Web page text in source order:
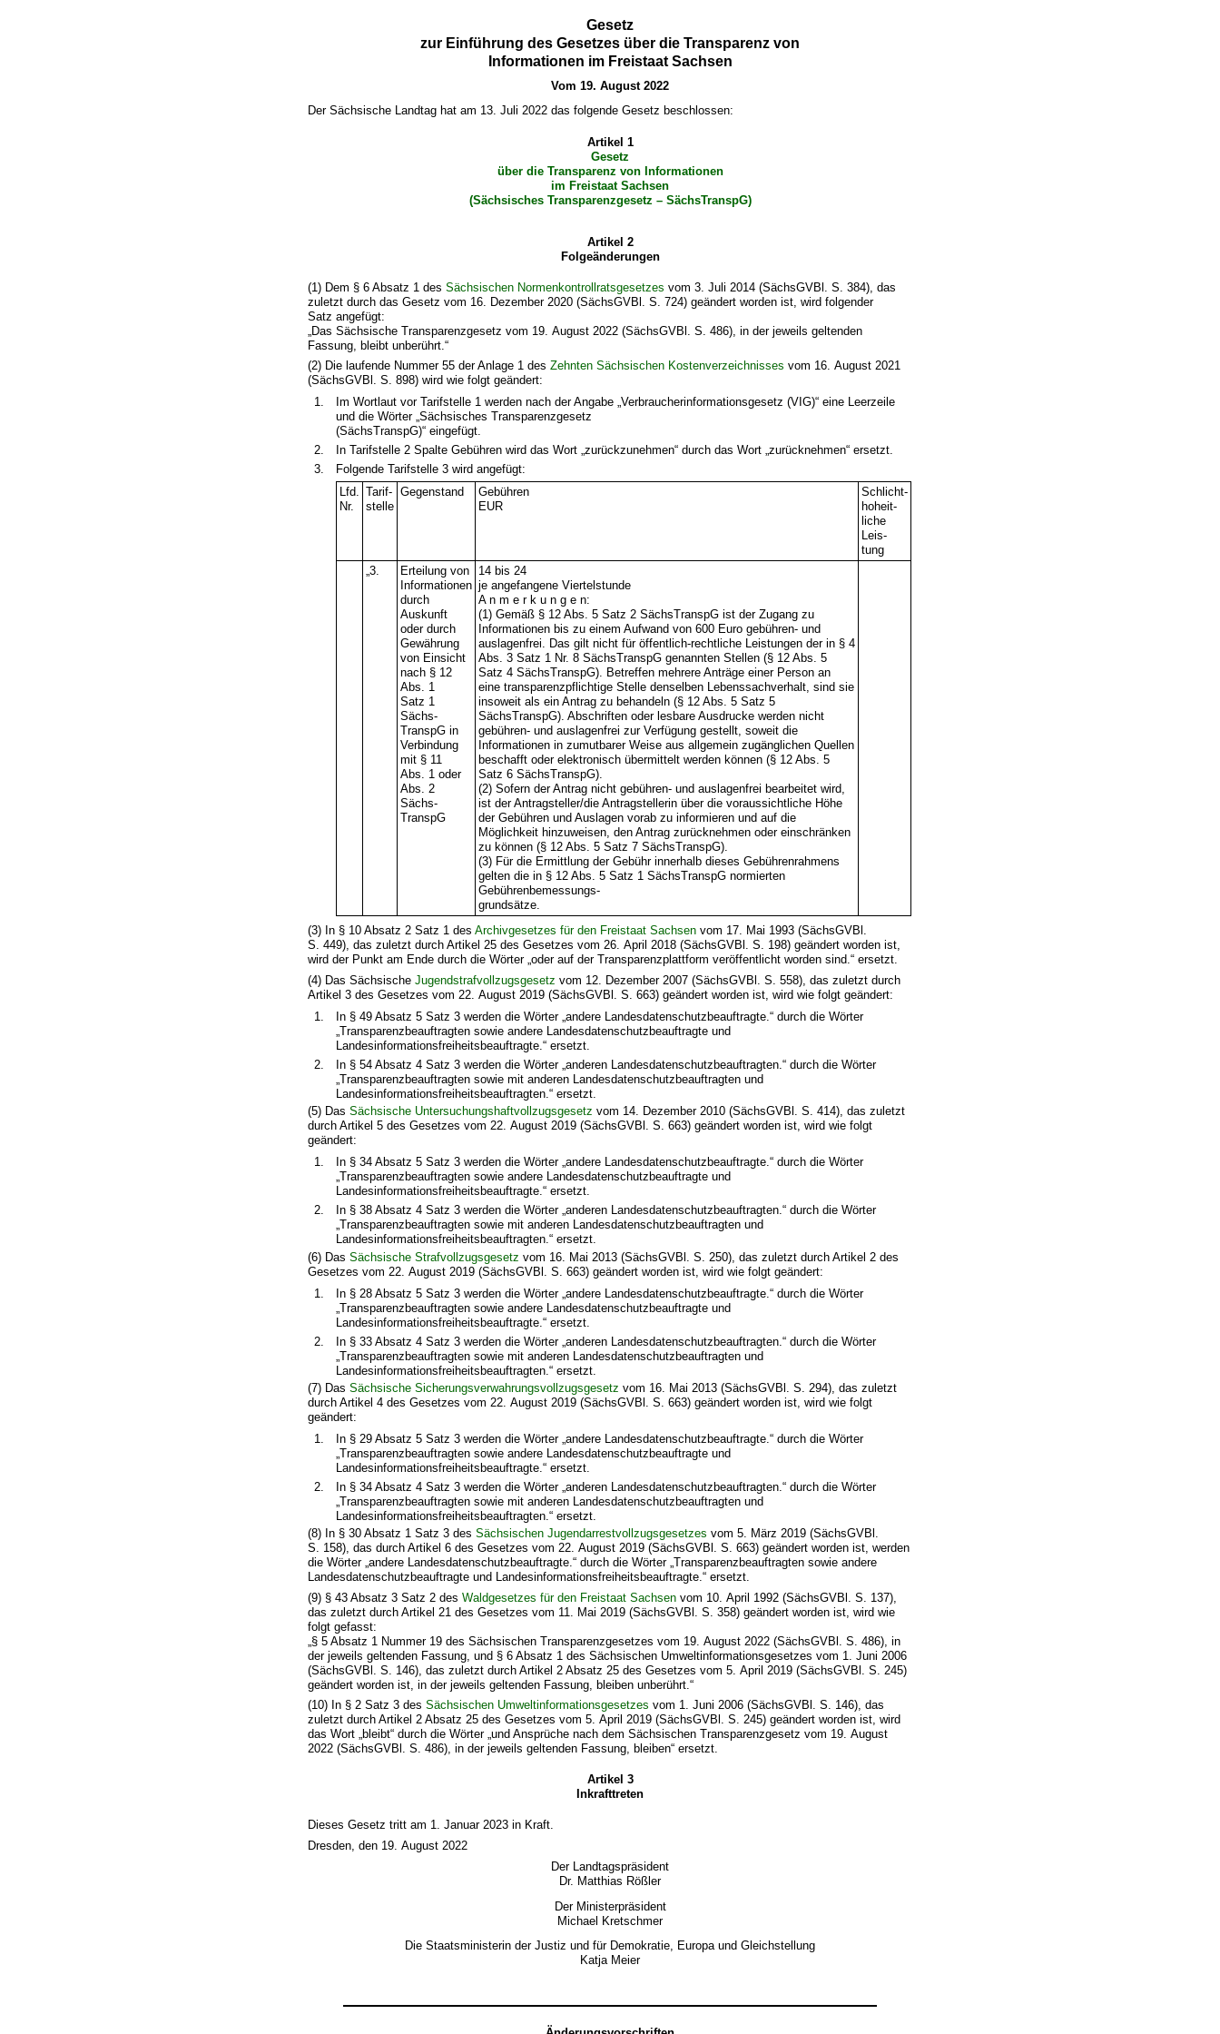
Gesetz
zur Einführung des Gesetzes über die Transparenz von
Informationen im Freistaat Sachsen
Vom 19. August 2022
Der Sächsische Landtag hat am 13. Juli 2022 das folgende Gesetz beschlossen:
Artikel 1
Gesetz
über die Transparenz von Informationen
im Freistaat Sachsen
(Sächsisches Transparenzgesetz – SächsTranspG)
Artikel 2
Folgeänderungen
(1) Dem § 6 Absatz 1 desSächsischen Normenkontrollratsgesetzes vom 3. Juli 2014 (SächsGVBl. S. 384), das
zuletzt durch das Gesetz vom 16. Dezember 2020 (SächsGVBl. S. 724) geändert worden ist, wird folgender
Satz angefügt:
„Das Sächsische Transparenzgesetz vom 19. August 2022 (SächsGVBl. S. 486), in der jeweils geltenden
Fassung, bleibt unberührt.“
(2) Die laufende Nummer 55 der Anlage 1 desZehnten Sächsischen Kostenverzeichnisses vom 16. August 2021
(SächsGVBl. S. 898) wird wie folgt geändert:
1.
Im Wortlaut vor Tarifstelle 1 werden nach der Angabe „Verbraucherinformationsgesetz (VIG)“ eine Leerzeile
und die Wörter „Sächsisches Transparenzgesetz
(SächsTranspG)“ eingefügt.
2.
In Tarifstelle 2 Spalte Gebühren wird das Wort „zurückzunehmen“ durch das Wort „zurücknehmen“ ersetzt.
3.
Folgende Tarifstelle 3 wird angefügt:
Lfd.
Nr.
Tarif-
stelle
Gegenstand
Gebühren
EUR
Schlicht-
hoheit-
liche
Leis-
tung
„3.
Erteilung von
Informationen
durch
Auskunft
oder durch
Gewährung
von Einsicht
nach § 12
Abs. 1
Satz 1
Sächs-
TranspG in
Verbindung
mit § 11
Abs. 1 oder
Abs. 2
Sächs-
TranspG
14 bis 24
je angefangene Viertelstunde
A n m e r k u n g e n:
(1) Gemäß § 12 Abs. 5 Satz 2 SächsTranspG ist der Zugang zu
Informationen bis zu einem Aufwand von 600 Euro gebühren- und
auslagenfrei. Das gilt nicht für öffentlich-rechtliche Leistungen der in § 4
Abs. 3 Satz 1 Nr. 8 SächsTranspG genannten Stellen (§ 12 Abs. 5
Satz 4 SächsTranspG). Betreffen mehrere Anträge einer Person an
eine transparenzpflichtige Stelle denselben Lebenssachverhalt, sind sie
insoweit als ein Antrag zu behandeln (§ 12 Abs. 5 Satz 5
SächsTranspG). Abschriften oder lesbare Ausdrucke werden nicht
gebühren- und auslagenfrei zur Verfügung gestellt, soweit die
Informationen in zumutbarer Weise aus allgemein zugänglichen Quellen
beschafft oder elektronisch übermittelt werden können (§ 12 Abs. 5
Satz 6 SächsTranspG).
(2) Sofern der Antrag nicht gebühren- und auslagenfrei bearbeitet wird,
ist der Antragsteller/die Antragstellerin über die voraussichtliche Höhe
der Gebühren und Auslagen vorab zu informieren und auf die
Möglichkeit hinzuweisen, den Antrag zurücknehmen oder einschränken
zu können (§ 12 Abs. 5 Satz 7 SächsTranspG).
(3) Für die Ermittlung der Gebühr innerhalb dieses Gebührenrahmens
gelten die in § 12 Abs. 5 Satz 1 SächsTranspG normierten
Gebührenbemessungs-
grundsätze.
(3) In § 10 Absatz 2 Satz 1 desArchivgesetzes für den Freistaat Sachsen vom 17. Mai 1993 (SächsGVBl.
S. 449), das zuletzt durch Artikel 25 des Gesetzes vom 26. April 2018 (SächsGVBl. S. 198) geändert worden ist,
wird der Punkt am Ende durch die Wörter „oder auf der Transparenzplattform veröffentlicht worden sind.“ ersetzt.
(4) Das SächsischeJugendstrafvollzugsgesetz vom 12. Dezember 2007 (SächsGVBl. S. 558), das zuletzt durch
Artikel 3 des Gesetzes vom 22. August 2019 (SächsGVBl. S. 663) geändert worden ist, wird wie folgt geändert:
1.
In § 49 Absatz 5 Satz 3 werden die Wörter „andere Landesdatenschutzbeauftragte.“ durch die Wörter
„Transparenzbeauftragten sowie andere Landesdatenschutzbeauftragte und
Landesinformationsfreiheitsbeauftragte.“ ersetzt.
2.
In § 54 Absatz 4 Satz 3 werden die Wörter „anderen Landesdatenschutzbeauftragten.“ durch die Wörter
„Transparenzbeauftragten sowie mit anderen Landesdatenschutzbeauftragten und
Landesinformationsfreiheitsbeauftragten.“ ersetzt.
(5) DasSächsische Untersuchungshaftvollzugsgesetz vom 14. Dezember 2010 (SächsGVBl. S. 414), das zuletzt
durch Artikel 5 des Gesetzes vom 22. August 2019 (SächsGVBl. S. 663) geändert worden ist, wird wie folgt
geändert:
1.
In § 34 Absatz 5 Satz 3 werden die Wörter „andere Landesdatenschutzbeauftragte.“ durch die Wörter
„Transparenzbeauftragten sowie andere Landesdatenschutzbeauftragte und
Landesinformationsfreiheitsbeauftragte.“ ersetzt.
2.
In § 38 Absatz 4 Satz 3 werden die Wörter „anderen Landesdatenschutzbeauftragten.“ durch die Wörter
„Transparenzbeauftragten sowie mit anderen Landesdatenschutzbeauftragten und
Landesinformationsfreiheitsbeauftragten.“ ersetzt.
(6) DasSächsische Strafvollzugsgesetz vom 16. Mai 2013 (SächsGVBl. S. 250), das zuletzt durch Artikel 2 des
Gesetzes vom 22. August 2019 (SächsGVBl. S. 663) geändert worden ist, wird wie folgt geändert:
1.
In § 28 Absatz 5 Satz 3 werden die Wörter „andere Landesdatenschutzbeauftragte.“ durch die Wörter
„Transparenzbeauftragten sowie andere Landesdatenschutzbeauftragte und
Landesinformationsfreiheitsbeauftragte.“ ersetzt.
2.
In § 33 Absatz 4 Satz 3 werden die Wörter „anderen Landesdatenschutzbeauftragten.“ durch die Wörter
„Transparenzbeauftragten sowie mit anderen Landesdatenschutzbeauftragten und
Landesinformationsfreiheitsbeauftragten.“ ersetzt.
(7) DasSächsische Sicherungsverwahrungsvollzugsgesetz vom 16. Mai 2013 (SächsGVBl. S. 294), das zuletzt
durch Artikel 4 des Gesetzes vom 22. August 2019 (SächsGVBl. S. 663) geändert worden ist, wird wie folgt
geändert:
1.
In § 29 Absatz 5 Satz 3 werden die Wörter „andere Landesdatenschutzbeauftragte.“ durch die Wörter
„Transparenzbeauftragten sowie andere Landesdatenschutzbeauftragte und
Landesinformationsfreiheitsbeauftragte.“ ersetzt.
2.
In § 34 Absatz 4 Satz 3 werden die Wörter „anderen Landesdatenschutzbeauftragten.“ durch die Wörter
„Transparenzbeauftragten sowie mit anderen Landesdatenschutzbeauftragten und
Landesinformationsfreiheitsbeauftragten.“ ersetzt.
(8) In § 30 Absatz 1 Satz 3 desSächsischen Jugendarrestvollzugsgesetzes vom 5. März 2019 (SächsGVBl.
S. 158), das durch Artikel 6 des Gesetzes vom 22. August 2019 (SächsGVBl. S. 663) geändert worden ist, werden
die Wörter „andere Landesdatenschutzbeauftragte.“ durch die Wörter „Transparenzbeauftragten sowie andere
Landesdatenschutzbeauftragte und Landesinformationsfreiheitsbeauftragte.“ ersetzt.
(9) § 43 Absatz 3 Satz 2 desWaldgesetzes für den Freistaat Sachsen vom 10. April 1992 (SächsGVBl. S. 137),
das zuletzt durch Artikel 21 des Gesetzes vom 11. Mai 2019 (SächsGVBl. S. 358) geändert worden ist, wird wie
folgt gefasst:
„§ 5 Absatz 1 Nummer 19 des Sächsischen Transparenzgesetzes vom 19. August 2022 (SächsGVBl. S. 486), in
der jeweils geltenden Fassung, und § 6 Absatz 1 des Sächsischen Umweltinformationsgesetzes vom 1. Juni 2006
(SächsGVBl. S. 146), das zuletzt durch Artikel 2 Absatz 25 des Gesetzes vom 5. April 2019 (SächsGVBl. S. 245)
geändert worden ist, in der jeweils geltenden Fassung, bleiben unberührt.“
(10) In § 2 Satz 3 desSächsischen Umweltinformationsgesetzes vom 1. Juni 2006 (SächsGVBl. S. 146), das
zuletzt durch Artikel 2 Absatz 25 des Gesetzes vom 5. April 2019 (SächsGVBl. S. 245) geändert worden ist, wird
das Wort „bleibt“ durch die Wörter „und Ansprüche nach dem Sächsischen Transparenzgesetz vom 19. August
2022 (SächsGVBl. S. 486), in der jeweils geltenden Fassung, bleiben“ ersetzt.
Artikel 3
Inkrafttreten
Dieses Gesetz tritt am 1. Januar 2023 in Kraft.
Dresden, den 19. August 2022
Der Landtagspräsident
Dr. Matthias Rößler
Der Ministerpräsident
Michael Kretschmer
Die Staatsministerin der Justiz und für Demokratie, Europa und Gleichstellung
Katja Meier